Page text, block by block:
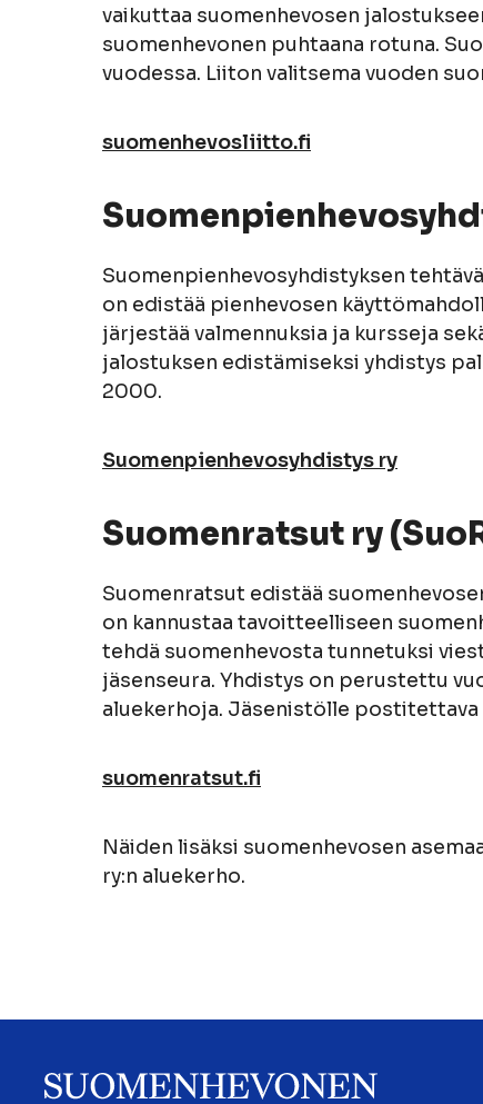
vaikuttaa suomenhevosen
suomenhevonen puhtaana rotuna.
vuodessa. Liiton valitsema vuoden
suomenhevosliitto.fi
Suomenpienhevosyhdistyksen
on edistää pienhevosen
järjestää valmennuksia ja kursseja
jalostuksen edistämiseksi yhdistys
2000.
Suomenpienhevosyhdistys ry
Suomenratsut ry
Suomenratsut edistää
on kannustaa tavoitteelliseen
tehdä suomenhevosta tunnetuksi
jäsenseura. Yhdistys on perustettu
aluekerhoja. Jäsenistölle
suomenratsut.fi
Näiden lisäksi suomenhevosen
ry:n aluekerho.